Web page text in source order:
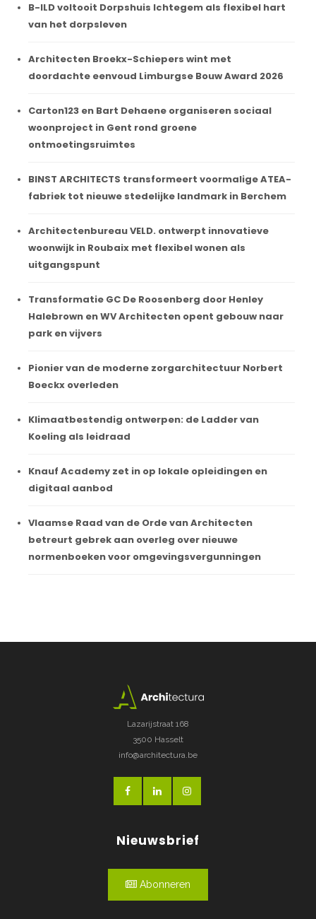
B-ILD voltooit Dorpshuis Ichtegem als flexibel hart
van het dorpsleven
Architecten Broekx-Schiepers wint met
doordachte eenvoud Limburgse Bouw Award 2026
Carton123 en Bart Dehaene organiseren sociaal
woonproject in Gent rond groene
ontmoetingsruimtes
BINST ARCHITECTS transformeert voormalige ATEA-
fabriek tot nieuwe stedelijke landmark in Berchem
Architectenbureau VELD. ontwerpt innovatieve
woonwijk in Roubaix met flexibel wonen als
uitgangspunt
Transformatie GC De Roosenberg door Henley
Halebrown en WV Architecten opent gebouw naar
park en vijvers
Pionier van de moderne zorgarchitectuur Norbert
Boeckx overleden
Klimaatbestendig ontwerpen: de Ladder van
Koeling als leidraad
Knauf Academy zet in op lokale opleidingen en
digitaal aanbod
Vlaamse Raad van de Orde van Architecten
betreurt gebrek aan overleg over nieuwe
normenboeken voor omgevingsvergunningen
Lazarijstraat 168
3500 Hasselt
info@architectura.be
Nieuwsbrief
Abonneren